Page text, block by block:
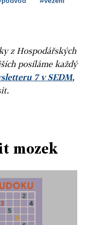
z Hospodářských
posíláme každý
7 v SEDM,
mozek